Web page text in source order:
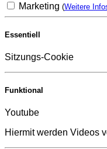
Marketing (Weitere
Essentiell
Sitzungs-Cookie
Funktional
Youtube
Hiermit werden Videos